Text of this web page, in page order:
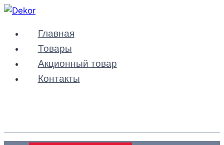
Перейти
содержимому
Главная
Товары
Акционный товар
Контакты